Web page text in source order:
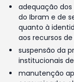
adequação
do Ibram e de
quanto à
aos recursos
suspensão da
institucionais
manutenção